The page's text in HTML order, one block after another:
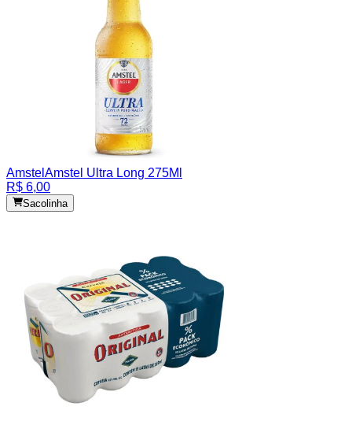
Amstel Amstel Ultra Long 275Ml
R$ 6,00
Sacolinha